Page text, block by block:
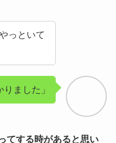
っといて
りました」
てする時があると思い
らすれば納期は近づい